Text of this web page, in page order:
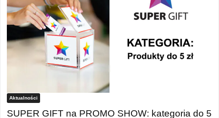
Aktualności
SUPER GIFT na PROMO SHOW: kategoria do 5